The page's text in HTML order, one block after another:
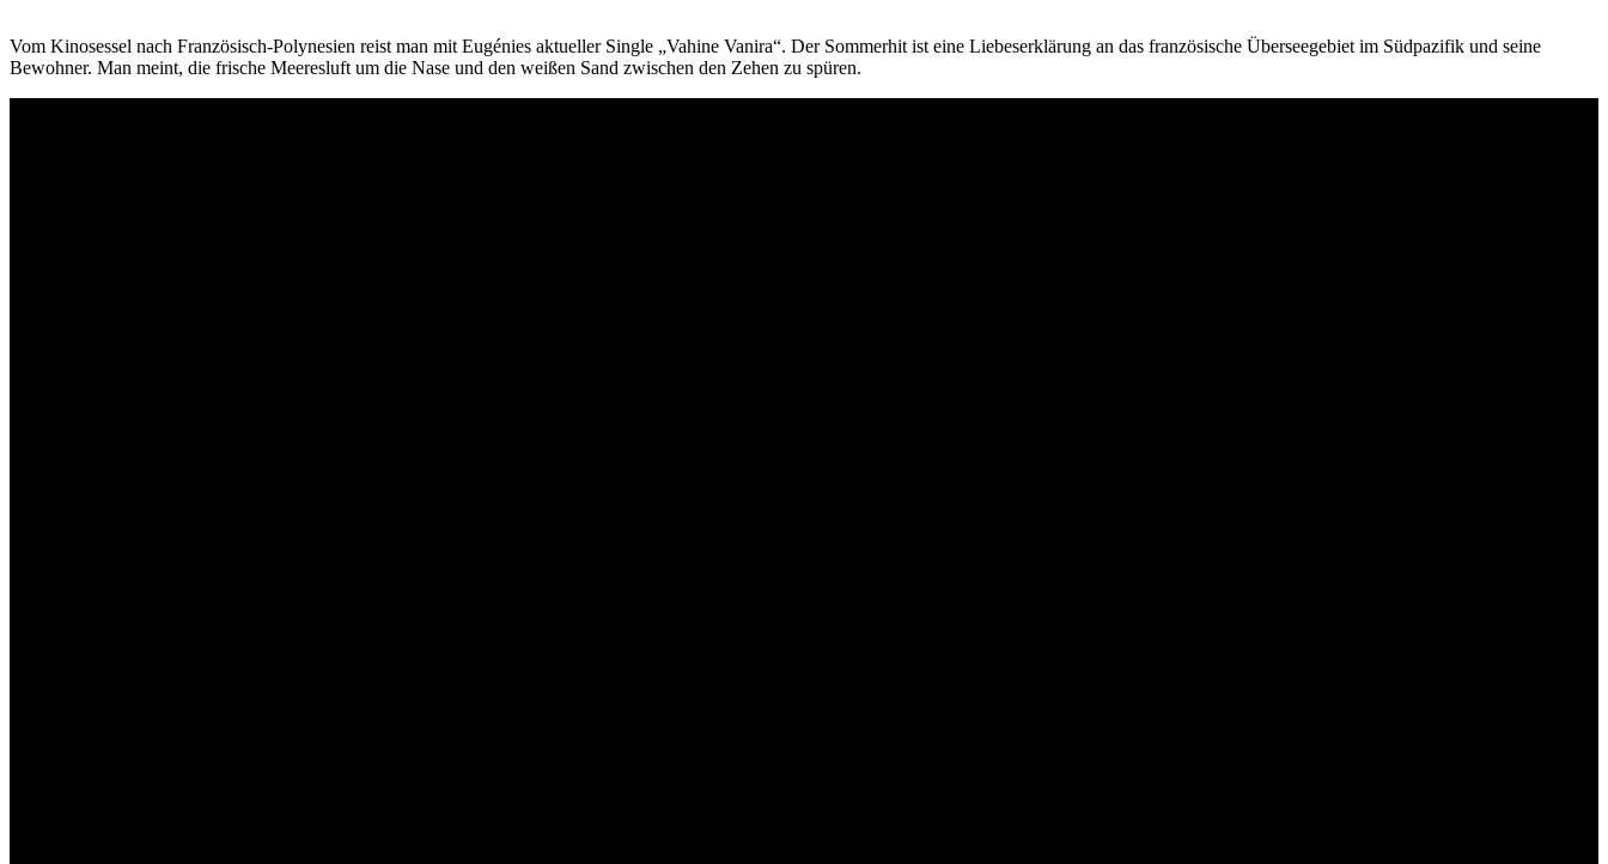
Vom Kinosessel nach Französisch-Polynesien reist man mit Eugénies aktueller Single „Vahine Vanira“. Der Sommerhit ist eine Liebeserklärung an das französische Überseegebiet im Südpazifik und seine
Bewohner. Man meint, die frische Meeresluft um die Nase und den weißen Sand zwischen den Zehen zu spüren.